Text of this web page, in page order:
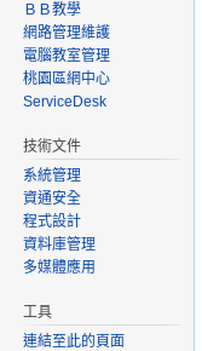
ＢＢ教學
網路管理維護
電腦教室管理
桃園區網中心
ServiceDesk
技術文件
系統管理
資通安全
程式設計
資料庫管理
多媒體應用
工具
連結至此的頁面